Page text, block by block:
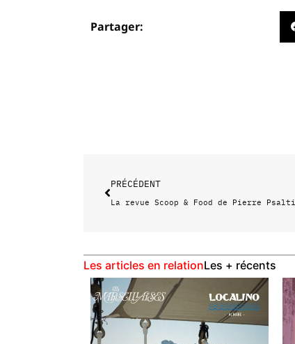
Partager:
PRÉCÉDENT
La revue Scoop & Food de Pierre
Les articles en relationLes + récents